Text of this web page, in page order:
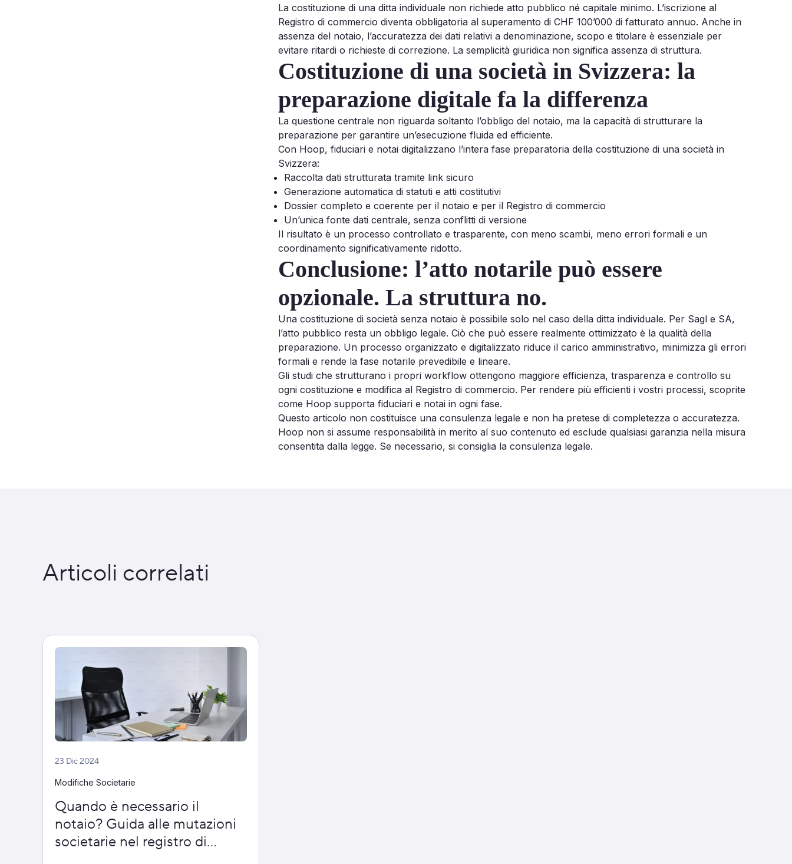
La costituzione di una ditta individuale non richiede atto pubblico né capitale minimo. L’iscrizione al
Registro di commercio diventa obbligatoria al superamento di CHF 100’000 di fatturato annuo. Anche in
assenza del notaio, l’accuratezza dei dati relativi a denominazione, scopo e titolare è essenziale per
evitare ritardi o richieste di correzione. La semplicità giuridica non significa assenza di struttura.
Costituzione di una società in Svizzera: la
preparazione digitale fa la differenza
La questione centrale non riguarda soltanto l’obbligo del notaio, ma la capacità di strutturare la
preparazione per garantire un’esecuzione fluida ed efficiente.
Con Hoop, fiduciari e notai digitalizzano l’intera fase preparatoria della costituzione di una società in
Svizzera:
Raccolta dati strutturata tramite link sicuro
Generazione automatica di statuti e atti costitutivi
Dossier completo e coerente per il notaio e per il Registro di commercio
Un’unica fonte dati centrale, senza conflitti di versione
Il risultato è un processo controllato e trasparente, con meno scambi, meno errori formali e un
coordinamento significativamente ridotto.
Conclusione: l’atto notarile può essere
opzionale. La struttura no.
Una costituzione di società senza notaio è possibile solo nel caso della ditta individuale. Per Sagl e SA,
l’atto pubblico resta un obbligo legale. Ciò che può essere realmente ottimizzato è la qualità della
preparazione. Un processo organizzato e digitalizzato riduce il carico amministrativo, minimizza gli errori
formali e rende la fase notarile prevedibile e lineare.
Gli studi che strutturano i propri workflow ottengono maggiore efficienza, trasparenza e controllo su
ogni costituzione e modifica al Registro di commercio. Per rendere più efficienti i vostri processi, scoprite
come Hoop supporta fiduciari e notai in ogni fase.
Questo articolo non costituisce una consulenza legale e non ha pretese di completezza o accuratezza.
Hoop non si assume responsabilità in merito al suo contenuto ed esclude qualsiasi garanzia nella misura
consentita dalla legge. Se necessario, si consiglia la consulenza legale.
Articoli correlati
23 Dic 2024
Modifiche Societarie
Quando è necessario il
notaio? Guida alle mutazioni
societarie nel registro di